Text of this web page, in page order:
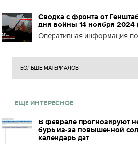
Сводка с фронта от
дня войны 14 ноября 2024
Оперативная информация
БОЛЬШЕ МАТЕРИАЛОВ
ЕЩЕ ИНТЕРЕСНОЕ
В феврале прогнозируют
бурь из-за повышенной
календарь дат